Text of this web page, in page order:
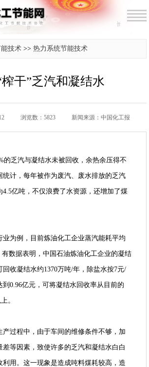
技术 >> 热力系统节能技术
干”乏汽和凝结水
浏览数：5823 新闻来源：中国化工报
的乏汽与凝结水未被回收，余热余压得不
统计，每年被作为废汽、废水排放的乏汽
4.5亿吨，不仅浪费了水资源，还增加了煤
为例，目前炼油化工企业蒸汽能耗平均
有数据表明，中国石油炼油化工企业的凝结
回收凝结水约1370万吨/年，除盐水按7元/
到0.96亿元，可将凝结水回收率从目前的
。
过程中，由于车间的维修条件不够，加
差等因素，致使许多的乏汽和凝结水白白
利用。这一现象是造成吨料煤耗较高，造